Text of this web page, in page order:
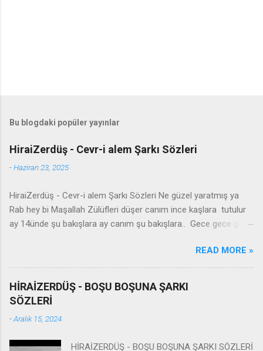
Bu blogdaki popüler yayınlar
HiraiZerdüş - Cevr-i alem Şarkı Sözleri
-Haziran 23, 2025
HiraiZerdüş - Cevr-i alem Şarkı Sözleri Ne güzel yaratmış ya
Rab hey bi Maşallah Zülüfleri düşer canım ince kaşlara tutulur
ay 14ünde şu bakışlara ay canım şu bakışlara.. Gece gece gel
Anlamazlar bu sevdayı burdan gidelim sultanım Burdan gidelim
canım burdan gidelim - Derdit we kûlim leyla xemit barime
zindegî bê tu leyla zindan malime ey hawar zindan malime reng
zerdî xezen Leyla xetey payîze reng zerdya key min leyla dûrî
Leyla biçkeley nazdar xawsay xwmane ey hawar hawsay
READ MORE »
HİRAİZERDÜŞ - BOŞU BOŞUNA ŞARKI
SÖZLERİ
-Aralık 15, 2024
HİRAİZERDÜŞ - BOŞU BOŞUNA ŞARKI SÖZLERİ